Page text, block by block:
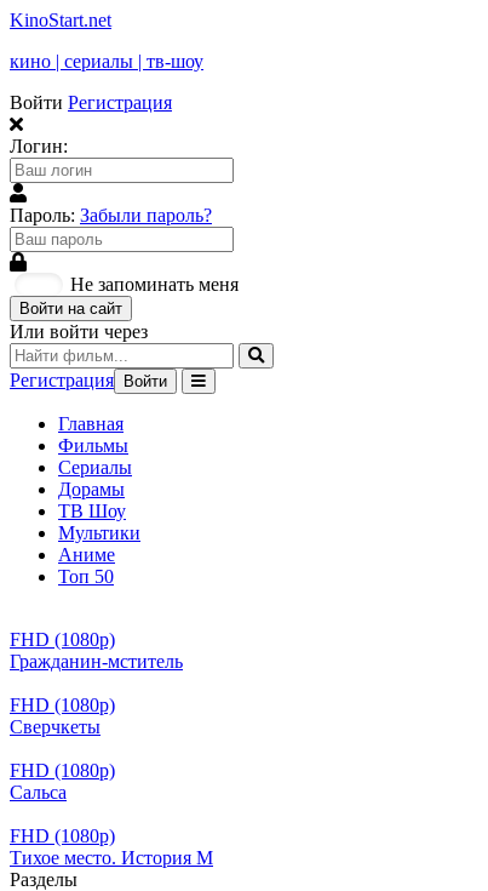
KinoStart.net
кино | сериалы | тв-шоу
Войти Регистрация
Логин:
Пароль: Забыли пароль?
Не запоминать меня
Войти на сайт
Или войти через
Регистрация Войти
Главная
Фильмы
Сериалы
Дорамы
ТВ Шоу
Мультики
Аниме
Топ 50
FHD (1080p)
Гражданин-мститель
FHD (1080p)
Сверчкеты
FHD (1080p)
Сальса
FHD (1080p)
Тихое место. История М
Разделы